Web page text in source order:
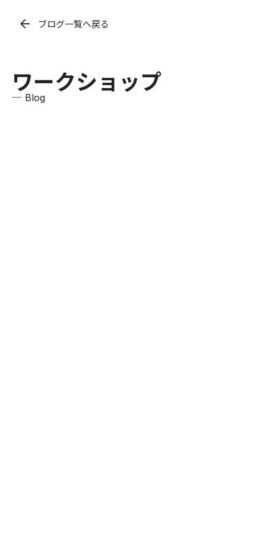
arrow_back ブログ一覧へ戻る
ワークショップ
─ Blog